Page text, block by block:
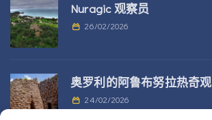
Nuragic 观察员
26/02/2026
奥罗利的阿鲁布努拉热奇观
24/02/2026